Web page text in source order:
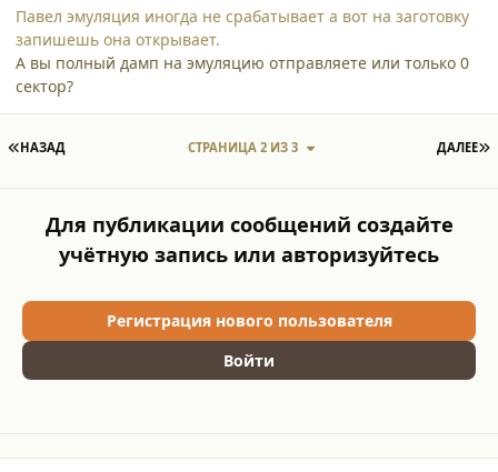
Павел эмуляция иногда не срабатывает а вот на заготовку
запишешь она открывает.
А вы полный дамп на эмуляцию отправляете или только 0
сектор?
ПЕРВАЯ СТРАНИЦА
НАЗАД ДАЛЕЕ
СТРАНИЦА 2 ИЗ 3
Для публикации сообщений создайте
учётную запись или авторизуйтесь
Регистрация нового пользователя
Войти